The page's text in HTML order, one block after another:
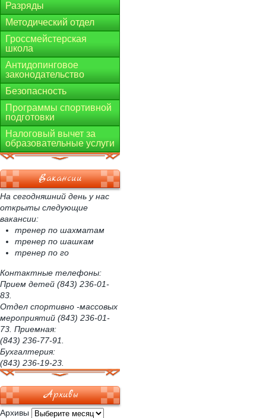
Разряды
Методический отдел
Гроссмейстерская
школа
Антидопинговое
законодательство
Безопасность
Программы спортивной
подготовки
Налоговый вычет за
образовательные услуги
Вакансии
На сегодняшний день у нас
открыты следующие
вакансии:
тренер по шахматам
тренер по шашкам
тренер по го
Контактные телефоны:
Прием детей (843) 236-01-
83.
Отдел спортивно -массовых
мероприятий (843) 236-01-
73. Приемная:
(843) 236-77-91.
Бухгалтерия:
(843) 236-19-23.
Архивы
Архивы